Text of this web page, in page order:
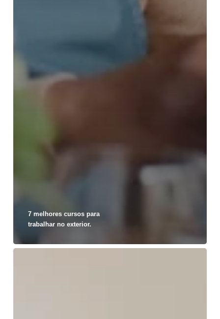
7 melhores cursos para
trabalhar no exterior.